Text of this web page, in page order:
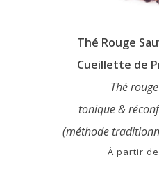
Thé Rouge
Cueillette de
Thé
tonique &
(méthode
À partir de